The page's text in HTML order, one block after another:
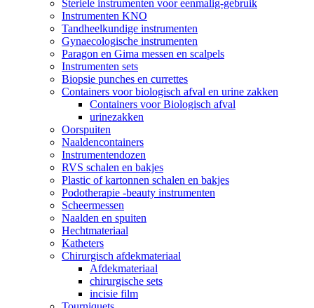
Steriele instrumenten voor eenmalig-gebruik
Instrumenten KNO
Tandheelkundige instrumenten
Gynaecologische instrumenten
Paragon en Gima messen en scalpels
Instrumenten sets
Biopsie punches en currettes
Containers voor biologisch afval en urine zakken
Containers voor Biologisch afval
urinezakken
Oorspuiten
Naaldencontainers
Instrumentendozen
RVS schalen en bakjes
Plastic of kartonnen schalen en bakjes
Podotherapie -beauty instrumenten
Scheermessen
Naalden en spuiten
Hechtmateriaal
Katheters
Chirurgisch afdekmateriaal
Afdekmateriaal
chirurgische sets
incisie film